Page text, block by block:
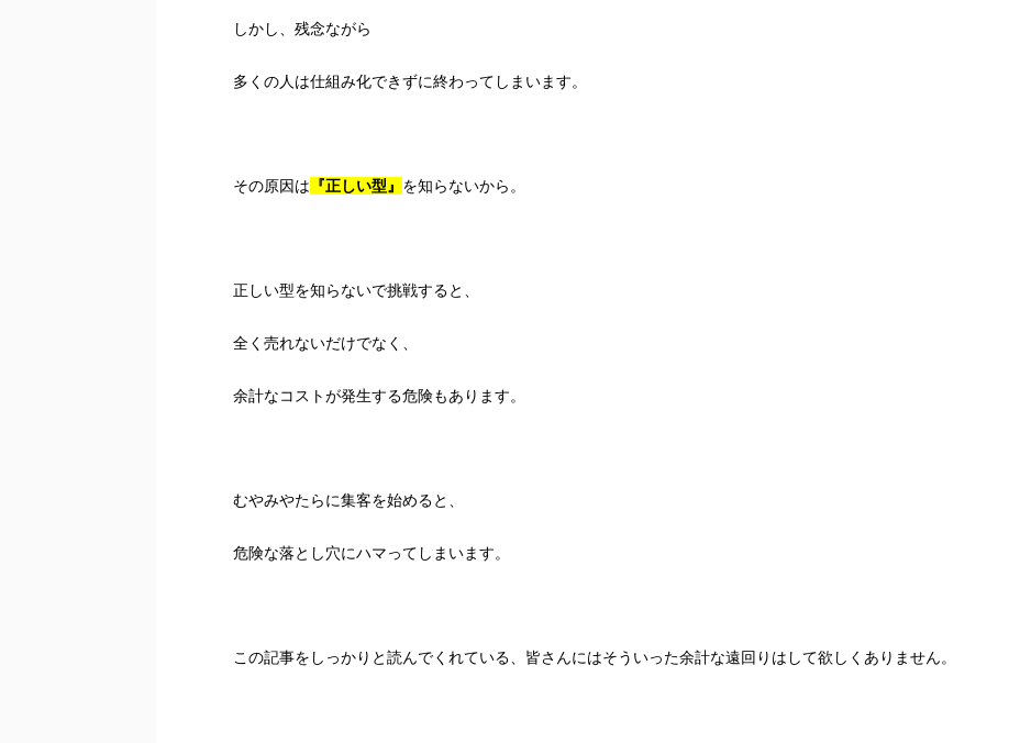
しかし、残念ながら
多くの人は仕組み化できずに終わってしまいます。
その原因は 『正しい型』 を知らないから。
正しい型を知らないで挑戦すると、
全く売れないだけでなく、
余計なコストが発生する危険もあります。
むやみやたらに集客を始めると、
危険な落とし穴にハマってしまいます。
この記事をしっかりと読んでくれている、皆さんにはそういった余計な遠回りはして欲しくありません。